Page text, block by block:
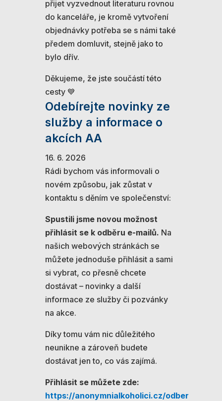
přijet vyzvednout literaturu rovnou
do kanceláře, je kromě vytvoření
objednávky potřeba se s námi také
předem domluvit, stejně jako to
bylo dřív.
Děkujeme, že jste součástí této
cesty 💙
Odebírejte novinky ze
služby a informace o
akcích AA
16. 6. 2026
Rádi bychom vás informovali o
novém způsobu, jak zůstat v
kontaktu s děním ve společenství:
Spustili jsme novou možnost
přihlásit se k odběru e-mailů. Na
našich webových stránkách se
můžete jednoduše přihlásit a sami
si vybrat, co přesně chcete
dostávat – novinky a další
informace ze služby či pozvánky
na akce.
Díky tomu vám nic důležitého
neunikne a zároveň budete
dostávat jen to, co vás zajímá.
Přihlásit se můžete zde:
https://anonymnialkoholici.cz/odber